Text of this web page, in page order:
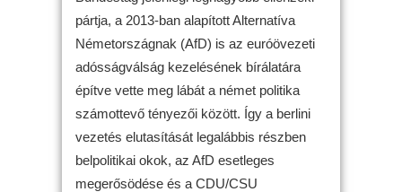
pártja, a 2013-ban alapított Alternatíva
Németországnak (AfD) is az euróövezeti
adósságválság kezelésének bírálatára
építve vette meg lábát a német politika
számottevő tényezői között. Így a berlini
vezetés elutasítását legalábbis részben
belpolitikai okok, az AfD esetleges
megerősödése és a CDU/CSU